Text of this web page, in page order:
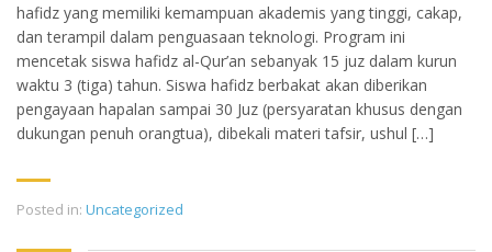
hafidz yang memiliki kemampuan akademis yang tinggi, cakap,
dan terampil dalam penguasaan teknologi. Program ini
mencetak siswa hafidz al-Qur’an sebanyak 15 juz dalam kurun
waktu 3 (tiga) tahun. Siswa hafidz berbakat akan diberikan
pengayaan hapalan sampai 30 Juz (persyaratan khusus dengan
dukungan penuh orangtua), dibekali materi tafsir, ushul […]
Posted in: Uncategorized